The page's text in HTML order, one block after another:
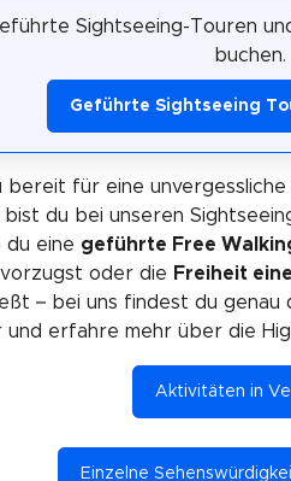
Sightseeing-Touren
buchen.
Geführte Sightseeing
bereit für eine unvergessliche
bist du bei unseren
du eine geführte Free
oder die Freiheit
– bei uns findest du genau
und erfahre mehr über die
Aktivitäten in
Einzelne